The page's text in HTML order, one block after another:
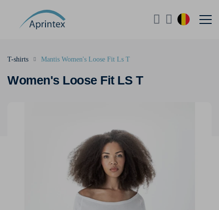
Women's Loose Fit LS T
T-shirts Mantis Women's Loose Fit Ls T